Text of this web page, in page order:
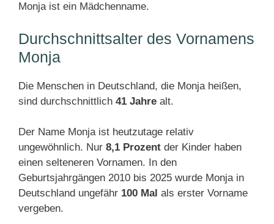
Monja ist ein Mädchenname.
Durchschnittsalter des Vornamens
Monja
Die Menschen in Deutschland, die Monja heißen,
sind durchschnittlich 41 Jahre alt.
Der Name Monja ist heutzutage relativ
ungewöhnlich. Nur 8,1 Prozent der Kinder haben
einen selteneren Vornamen. In den
Geburtsjahrgängen 2010 bis 2025 wurde Monja in
Deutschland ungefähr 100 Mal als erster Vorname
vergeben.